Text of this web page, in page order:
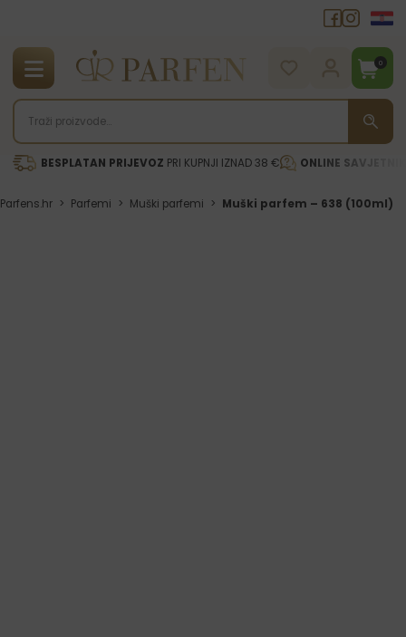
0
BESPLATAN PRIJEVOZ PRI KUPNJI IZNAD 38 € ONLINE
Parfens.hr > Parfemi > Muški parfemi > Muški parfem – 638 (100ml)